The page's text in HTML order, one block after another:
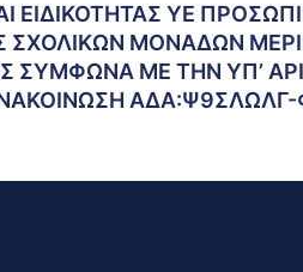
ΕΙΔΙΚΟΤΗΤΑΣ ΥΕ
ΣΧΟΛΙΚΩΝ ΜΟΝΑΔΩΝ
ΣΥΜΦΩΝΑ ΜΕ ΤΗΝ ΥΠ’